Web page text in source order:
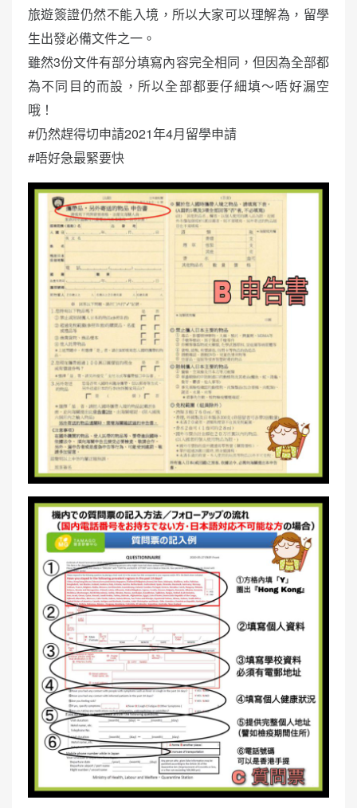
旅遊簽證仍然不能入境，所以大家可以理解為，留學
生出發必備文件之一。
雖然3份文件有部分填寫內容完全相同，但因為全部都
為不同目的而設，所以全部都要仔細填～唔好漏空
哦！
#仍然趕得切申請2021年4月留學申請
#唔好急最緊要快